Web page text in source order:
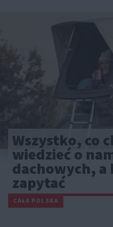
Wszystko, co
wiedzieć o
dachowych, a
zapytać
CAŁA POLSKA